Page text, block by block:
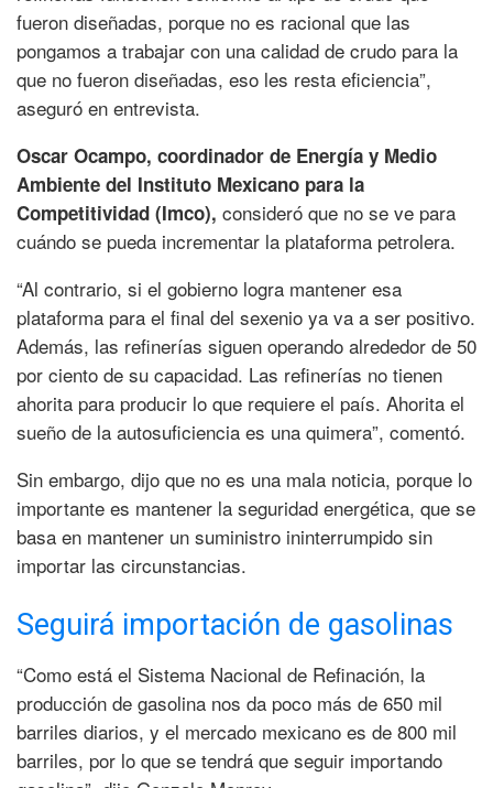
fueron diseñadas, porque no es racional que las
pongamos a trabajar con una calidad de crudo para la
que no fueron diseñadas, eso les resta eficiencia”,
aseguró en entrevista.
Oscar Ocampo, coordinador de Energía y Medio
Ambiente del Instituto Mexicano para la
Competitividad (Imco), consideró que no se ve para
cuándo se pueda incrementar la plataforma petrolera.
“Al contrario, si el gobierno logra mantener esa
plataforma para el final del sexenio ya va a ser positivo.
Además, las refinerías siguen operando alrededor de 50
por ciento de su capacidad. Las refinerías no tienen
ahorita para producir lo que requiere el país. Ahorita el
sueño de la autosuficiencia es una quimera”, comentó.
Sin embargo, dijo que no es una mala noticia, porque lo
importante es mantener la seguridad energética, que se
basa en mantener un suministro ininterrumpido sin
importar las circunstancias.
Seguirá importación de gasolinas
“Como está el Sistema Nacional de Refinación, la
producción de gasolina nos da poco más de 650 mil
barriles diarios, y el mercado mexicano es de 800 mil
barriles, por lo que se tendrá que seguir importando